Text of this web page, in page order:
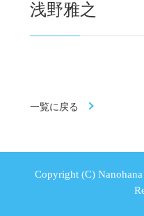
浅野雅之
一覧に戻る
Copyright (C)